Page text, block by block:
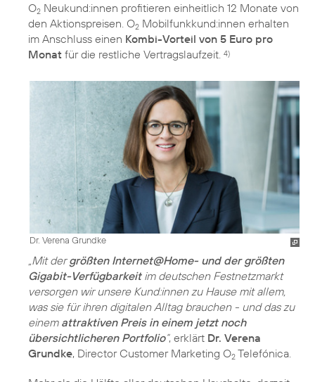
O2 Neukund:innen profitieren einheitlich 12 Monate von
den Aktionspreisen. O2 Mobilfunkkund:innen erhalten
im Anschluss einen Kombi-Vorteil von 5 Euro pro
Monat für die restliche Vertragslaufzeit. 4)
Dr. Verena Grundke
„Mit dergrößten Internet@Home- und der größten
Gigabit-Verfügbarkeitim deutschen Festnetzmarkt
versorgen wir unsere Kund:innen zu Hause mit allem,
was sie für ihren digitalen Alltag brauchen - und das zu
einem attraktiven Preis in einem jetzt noch
übersichtlicheren Portfolio“, erklärt Dr. Verena
Grundke, Director Customer Marketing O2 Telefónica.